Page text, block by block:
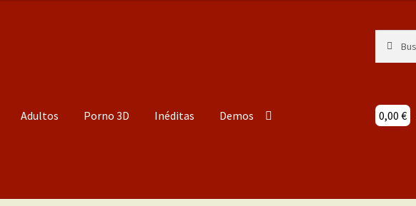
por:
Adultos Porno 3D Inéditas Demos 0,00 €